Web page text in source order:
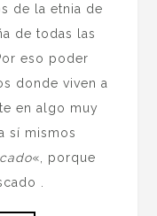
de la etnia de
de todas las
eso poder
donde viven a
en algo muy
sí mismos
«, porque
.